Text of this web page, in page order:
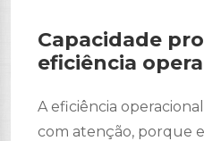
Capacidade
eficiência
A eficiência
com atenção, porque